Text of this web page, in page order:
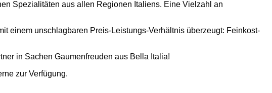
Spezialitäten aus allen Regionen Italiens. Eine Vielzahl an
einem unschlagbaren Preis-Leistungs-Verhältnis überzeugt: Feinkost-
in Sachen Gaumenfreuden aus Bella Italia!
zur Verfügung.